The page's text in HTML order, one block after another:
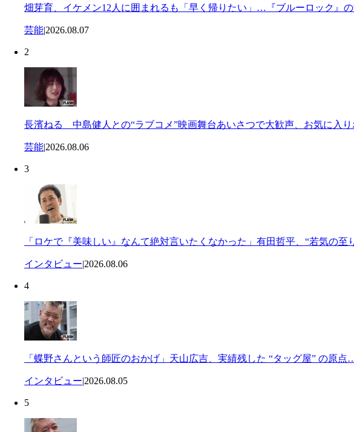
畑芽育、イケメン12人に囲まれるも「早く帰りたい」…『ブルーロック』
芸能|2026.08.07
2
長濱ねる 中島健人との“ラブコメ”映画舞台あいさつで大歓声、お気に入
芸能|2026.08.06
3
「ロケで『美味しい』なんて絶対言いたくなかった」有田哲平、“若気の至
インタビュー|2026.08.06
4
「蝶野さんという師匠のおかげ」天山広吉、実績残した “タッグ屋” の原点
インタビュー|2026.08.05
5